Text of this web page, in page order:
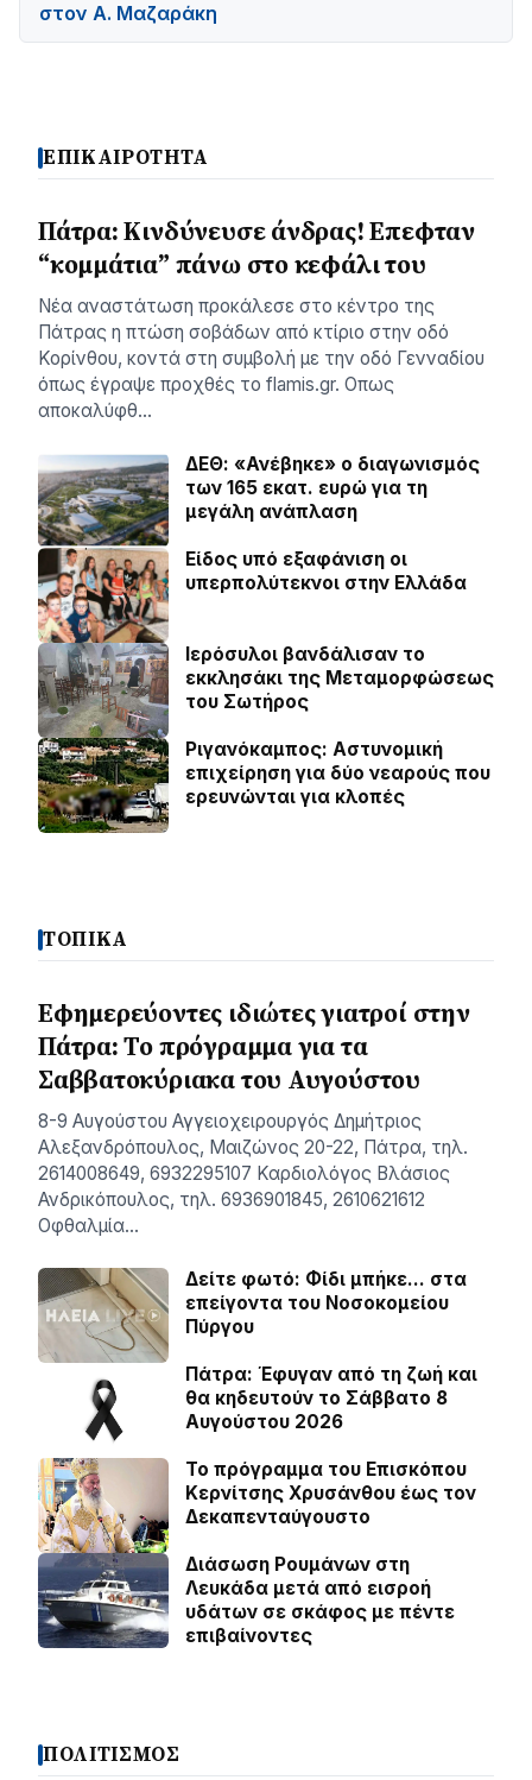
στον Α. Μαζαράκη
ΕΠΙΚΑΙΡΟΤΗΤΑ
Πάτρα: Κινδύνευσε άνδρας! Επεφταν
“κομμάτια” πάνω στο κεφάλι του
Νέα αναστάτωση προκάλεσε στο κέντρο της
Πάτρας η πτώση σοβάδων από κτίριο στην οδό
Κορίνθου, κοντά στη συμβολή με την οδό Γενναδίου
όπως έγραψε προχθές το flamis.gr. Οπως
αποκαλύφθ…
ΔΕΘ: «Ανέβηκε» ο διαγωνισμός
των 165 εκατ. ευρώ για τη
μεγάλη ανάπλαση
Είδος υπό εξαφάνιση οι
υπερπολύτεκνοι στην Ελλάδα
Ιερόσυλοι βανδάλισαν το
εκκλησάκι της Μεταμορφώσεως
του Σωτήρος
Ριγανόκαμπος: Αστυνομική
επιχείρηση για δύο νεαρούς που
ερευνώνται για κλοπές
ΤΟΠΙΚΑ
Εφημερεύοντες ιδιώτες γιατροί στην
Πάτρα: Το πρόγραμμα για τα
Σαββατοκύριακα του Αυγούστου
8-9 Αυγούστου Αγγειοχειρουργός Δημήτριος
Αλεξανδρόπουλος, Μαιζώνος 20-22, Πάτρα, τηλ.
2614008649, 6932295107 Καρδιολόγος Βλάσιος
Ανδρικόπουλος, τηλ. 6936901845, 2610621612
Οφθαλμία…
Δείτε φωτό: Φίδι μπήκε… στα
επείγοντα του Νοσοκομείου
Πύργου
Πάτρα: Έφυγαν από τη ζωή και
θα κηδευτούν το Σάββατο 8
Αυγούστου 2026
Το πρόγραμμα του Επισκόπου
Κερνίτσης Χρυσάνθου έως τον
Δεκαπενταύγουστο
Διάσωση Ρουμάνων στη
Λευκάδα μετά από εισροή
υδάτων σε σκάφος με πέντε
επιβαίνοντες
ΠΟΛΙΤΙΣΜΟΣ